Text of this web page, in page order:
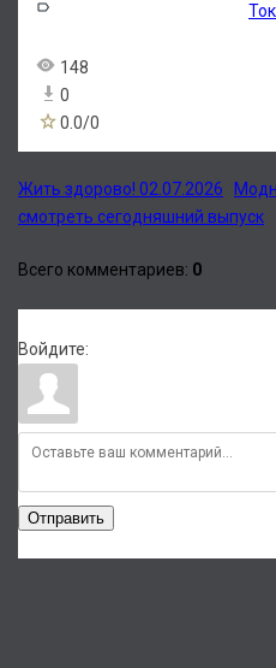
148
0
0.0/0
Жить здорово! 02.07.2026
смотреть сегодняшний выпуск
Всего комментариев: 0
Войдите:
Отправить